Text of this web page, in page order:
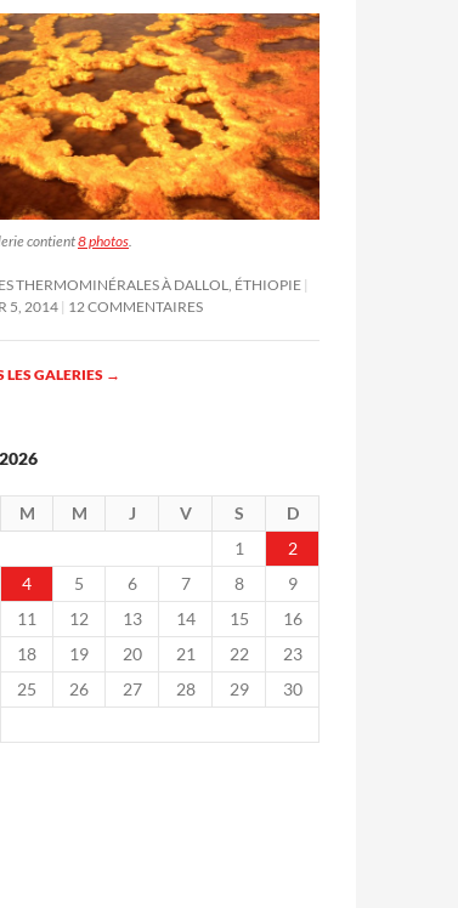
contient8 photos
THERMOMINÉRALES À DALLOL, ÉTHIOPIE
5, 2014
12 COMMENTAIRES
LES GALERIES →
M M J V S
D
1
2
4 5 6 7 8
9
11 12 13 14 15
16
18 19 20 21 22
23
25 26 27 28 29
30